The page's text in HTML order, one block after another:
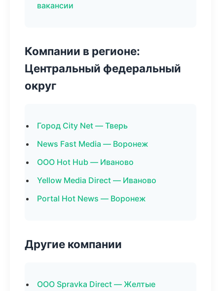
вакансии
Компании в регионе:
Центральный федеральный
округ
Город City Net — Тверь
News Fast Media — Воронеж
ООО Hot Hub — Иваново
Yellow Media Direct — Иваново
Portal Hot News — Воронеж
Другие компании
ООО Spravka Direct — Желтые